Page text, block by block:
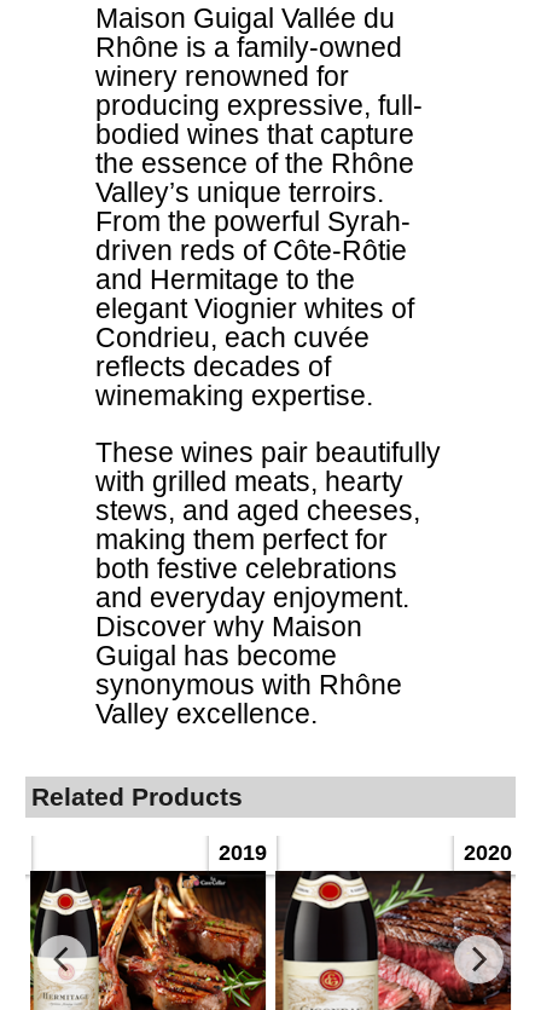
Maison Guigal Vallée du
Rhône is a family‐owned
winery renowned for
producing expressive, full-
bodied wines that capture
the essence of the Rhône
Valley’s unique terroirs.
From the powerful Syrah-
driven reds of Côte-Rôtie
and Hermitage to the
elegant Viognier whites of
Condrieu, each cuvée
reflects decades of
winemaking expertise.
These wines pair beautifully
with grilled meats, hearty
stews, and aged cheeses,
making them perfect for
both festive celebrations
and everyday enjoyment.
Discover why Maison
Guigal has become
synonymous with Rhône
Valley excellence.
Related Products
2019 2020